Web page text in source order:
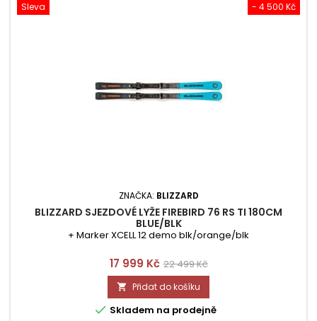
- 4 500 Kč
Sleva
ZNAČKA: BLIZZARD
BLIZZARD SJEZDOVÉ LYŽE FIREBIRD 76 RS TI 180CM
BLUE/BLK
+ Marker XCELL 12 demo blk/orange/blk
Cena
17 999 Kč Běžná
cena
22 499 Kč
 Přidat do košíku
 Skladem na prodejně